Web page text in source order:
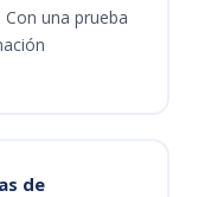
una prueba
de